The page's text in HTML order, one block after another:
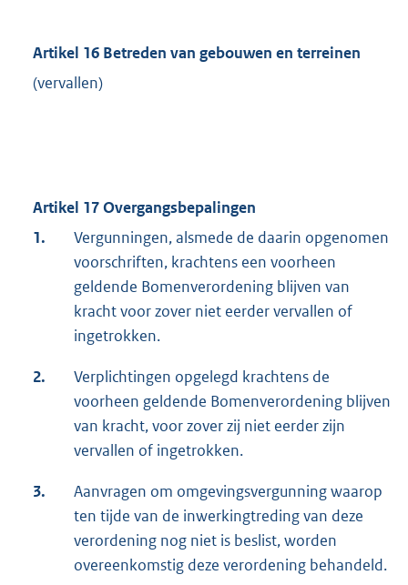
Artikel 16 Betreden van gebouwen en terreinen
(vervallen)
Artikel 17 Overgangsbepalingen
1.
Vergunningen, alsmede de daarin opgenomen
voorschriften, krachtens een voorheen
geldende Bomenverordening blijven van
kracht voor zover niet eerder vervallen of
ingetrokken.
2.
Verplichtingen opgelegd krachtens de
voorheen geldende Bomenverordening blijven
van kracht, voor zover zij niet eerder zijn
vervallen of ingetrokken.
3.
Aanvragen om omgevingsvergunning waarop
ten tijde van de inwerkingtreding van deze
verordening nog niet is beslist, worden
overeenkomstig deze verordening behandeld.